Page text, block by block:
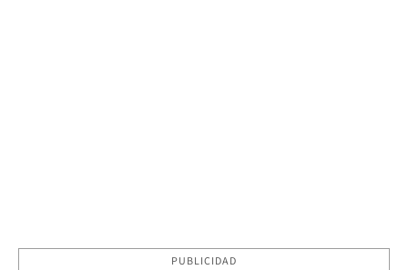
PUBLICIDAD